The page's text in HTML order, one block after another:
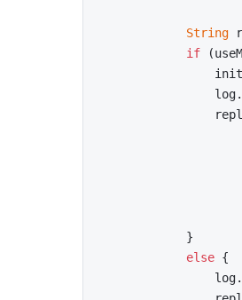
String
if
            }
else {